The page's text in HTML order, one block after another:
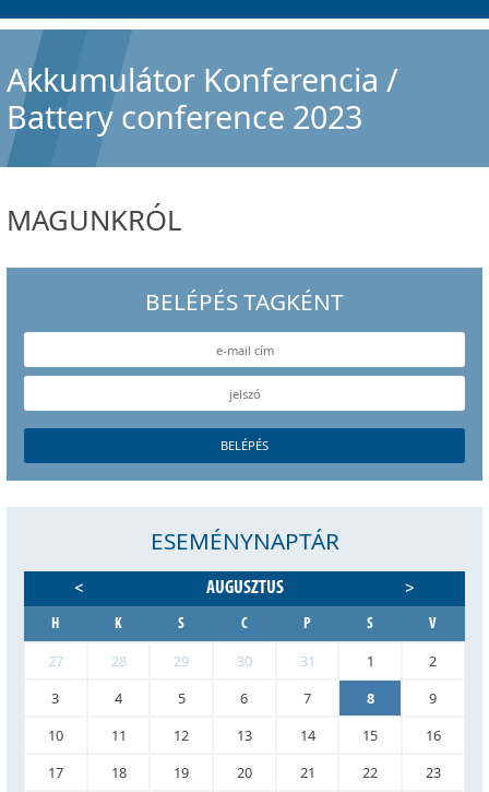
Akkumulátor Konferencia /
Battery conference 2023
MAGUNKRÓL
BELÉPÉS TAGKÉNT
ESEMÉNYNAPTÁR
< AUGUSZTUS >
H K S C P S V
27 28 29 30 31 1
2
3
4 5 6 7 8
9
10
11 12 13 14 15
16
17
18 19 20 21 22
23